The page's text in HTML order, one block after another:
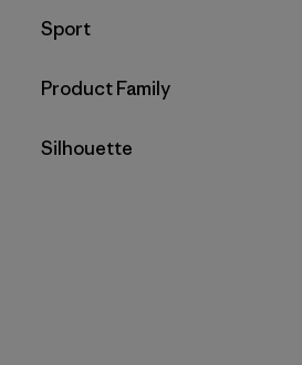
Filtrar por
Sport
Filtrar por
Product Family
Filtrar por
Silhouette